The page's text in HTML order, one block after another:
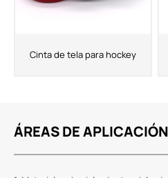
Cinta de tela para hockey
ÁREAS DE APLICACIÓN